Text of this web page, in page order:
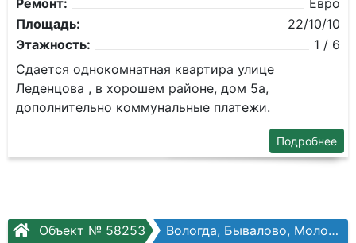
Ремонт:
Евро
Площадь:
22/10/10
Этажность:
1 / 6
Сдается однокомнатная квартира улице
Леденцова , в хорошем районе, дом 5а,
дополнительно коммунальные платежи.
Подробнее
Объект № 58253 Вологда, Бывалово, Молодежная ул, №20